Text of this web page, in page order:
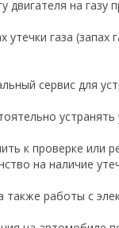
двигателя на
утечки газа
сервис для
к проверке или
на наличие
также работы с